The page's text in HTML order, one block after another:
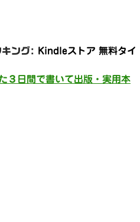
ング:
Kindleストア 無料タイ
３日間で書いて出版・実用本